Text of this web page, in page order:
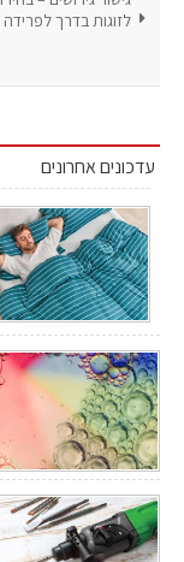
לזוגות בדרך לפרידה
עדכונים אחרונים